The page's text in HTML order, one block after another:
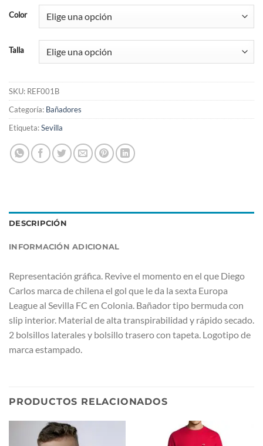
Color
Talla
SKU: REF001B
Categoría: Bañadores
Etiqueta:Sevilla
DESCRIPCIÓN
INFORMACIÓN ADICIONAL
Representación gráfica. Revive el momento en el que Diego
Carlos marca de chilena el gol que le da la sexta Europa
League al Sevilla FC en Colonia. Bañador tipo bermuda con
slip interior. Material de alta transpirabilidad y rápido secado.
2 bolsillos laterales y bolsillo trasero con tapeta. Logotipo de
marca estampado.
PRODUCTOS RELACIONADOS